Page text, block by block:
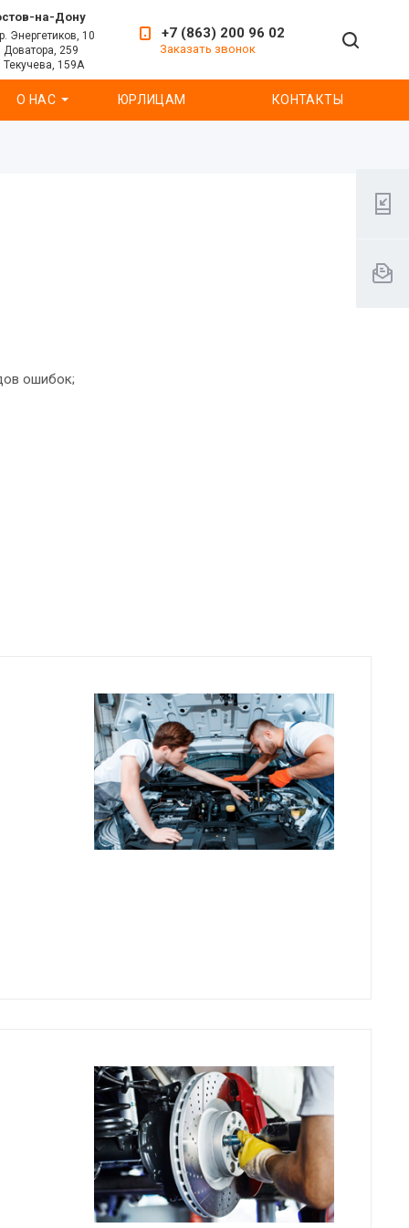
на-Дону
Энергетиков, 10
Доватора, 259
Текучева, 159А
+7 (863) 200 96 02
Заказать звонок
О НАС ЮРЛИЦАМ КОНТАКТЫ
ошибок;